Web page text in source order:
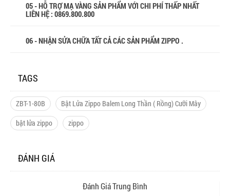
05 - HỖ TRỢ MẠ VÀNG SẢN PHẨM VỚI CHI PHÍ THẤP NHẤT
LIÊN HỆ : 0869.800.800
06 - NHẬN SỬA CHỮA TẤT CẢ CÁC SẢN PHẨM ZIPPO .
TAGS
ZBT-1-80B
Bật Lửa Zippo Balem Long Thần ( Rồng) Cưỡi Mây
bật lửa zippo
zippo
ĐÁNH GIÁ
Đánh Giá Trung Bình